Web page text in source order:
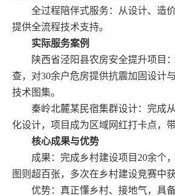
全过程陪伴式服务：从设计、造
提供全流程技术支持。
实际服务案例
陕西省泾阳县农房安全提升项目
查，对30余户危房提供抗震加固设计
技术图集。
秦岭北麓某民宿集群设计：完成
化设计，项目成为区域网红打卡点，
核心成果与优势
成果：完成乡村建设项目 20余个
图则超百张，多次在乡村建设竞赛中获
优势：真正懂乡村、接地气，具